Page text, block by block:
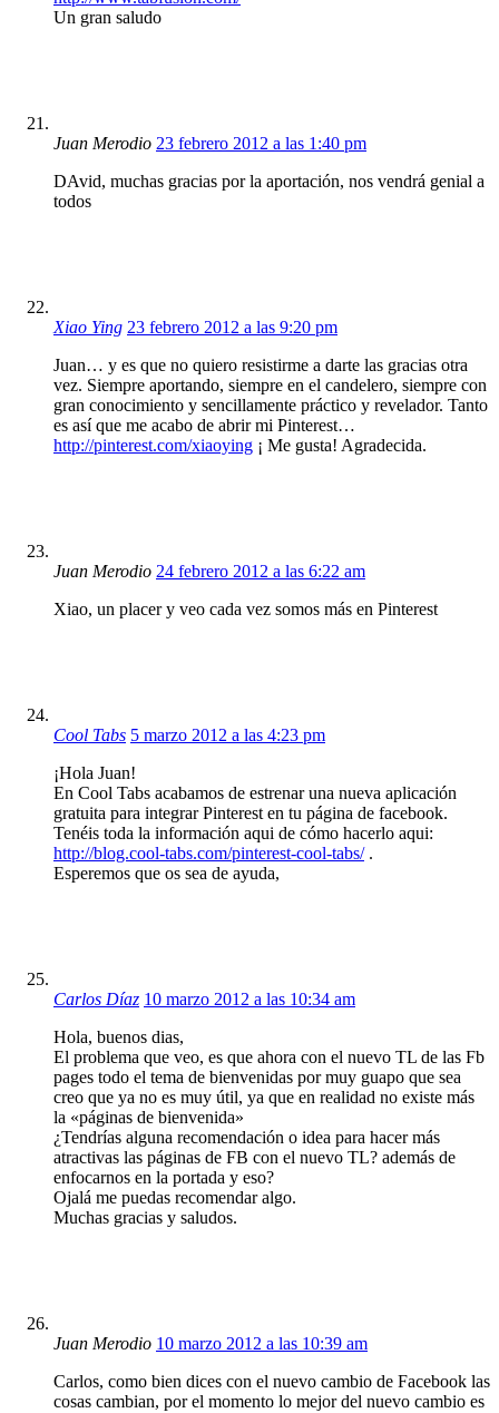
Un gran saludo
Juan Merodio 23 febrero 2012 a las 1:40 pm
DAvid, muchas gracias por la aportación, nos vendrá genial a
todos
Xiao Ying 23 febrero 2012 a las 9:20 pm
Juan… y es que no quiero resistirme a darte las gracias otra
vez. Siempre aportando, siempre en el candelero, siempre con
gran conocimiento y sencillamente práctico y revelador. Tanto
es así que me acabo de abrir mi Pinterest…
http://pinterest.com/xiaoying ¡ Me gusta! Agradecida.
Juan Merodio 24 febrero 2012 a las 6:22 am
Xiao, un placer y veo cada vez somos más en Pinterest
Cool Tabs 5 marzo 2012 a las 4:23 pm
¡Hola Juan!
En Cool Tabs acabamos de estrenar una nueva aplicación
gratuita para integrar Pinterest en tu página de facebook.
Tenéis toda la información aqui de cómo hacerlo aqui:
http://blog.cool-tabs.com/pinterest-cool-tabs/.
Esperemos que os sea de ayuda,
Carlos Díaz 10 marzo 2012 a las 10:34 am
Hola, buenos dias,
El problema que veo, es que ahora con el nuevo TL de las Fb
pages todo el tema de bienvenidas por muy guapo que sea
creo que ya no es muy útil, ya que en realidad no existe más
la «páginas de bienvenida»
¿Tendrías alguna recomendación o idea para hacer más
atractivas las páginas de FB con el nuevo TL? además de
enfocarnos en la portada y eso?
Ojalá me puedas recomendar algo.
Muchas gracias y saludos.
Juan Merodio 10 marzo 2012 a las 10:39 am
Carlos, como bien dices con el nuevo cambio de Facebook las
cosas cambian, por el momento lo mejor del nuevo cambio es